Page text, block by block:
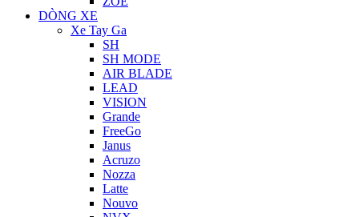
DÒNG XE
Xe Tay Ga
SH
SH MODE
AIR BLADE
LEAD
VISION
Grande
FreeGo
Janus
Acruzo
Nozza
Latte
Nouvo